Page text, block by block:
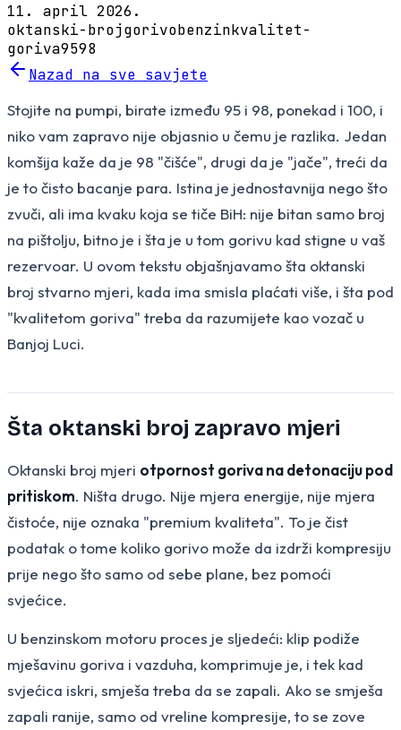
11. april 2026.
oktanski-brojgorivobenzinkvalitet-
goriva9598
Nazad na sve savjete
Stojite na pumpi, birate između 95 i 98, ponekad i 100, i
niko vam zapravo nije objasnio u čemu je razlika. Jedan
komšija kaže da je 98 "čišće", drugi da je "jače", treći da
je to čisto bacanje para. Istina je jednostavnija nego što
zvuči, ali ima kvaku koja se tiče BiH: nije bitan samo broj
na pištolju, bitno je i šta je u tom gorivu kad stigne u vaš
rezervoar. U ovom tekstu objašnjavamo šta oktanski
broj stvarno mjeri, kada ima smisla plaćati više, i šta pod
"kvalitetom goriva" treba da razumijete kao vozač u
Banjoj Luci.
Šta oktanski broj zapravo mjeri
Oktanski broj mjeri otpornost goriva na detonaciju pod
pritiskom. Ništa drugo. Nije mjera energije, nije mjera
čistoće, nije oznaka "premium kvaliteta". To je čist
podatak o tome koliko gorivo može da izdrži kompresiju
prije nego što samo od sebe plane, bez pomoći
svjećice.
U benzinskom motoru proces je sljedeći: klip podiže
mješavinu goriva i vazduha, komprimuje je, i tek kad
svjećica iskri, smješa treba da se zapali. Ako se smješa
zapali ranije, samo od vreline kompresije, to se zove